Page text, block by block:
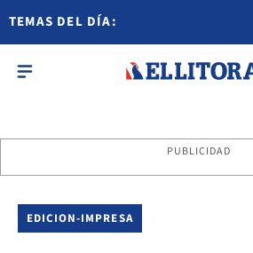
TEMAS DEL DÍA:
PUBLICIDAD
EDICION-IMPRESA